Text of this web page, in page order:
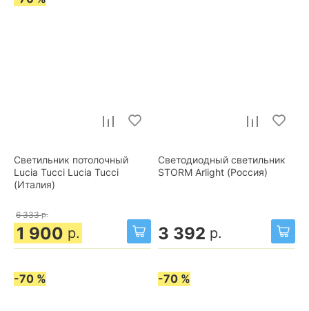
Светильник потолочный
Lucia Tucci Lucia Tucci
(Италия)
6 333 р.
1 900 р.
Светодиодный светильник
STORM Arlight (Россия)
3 392 р.
-70 % -70 %